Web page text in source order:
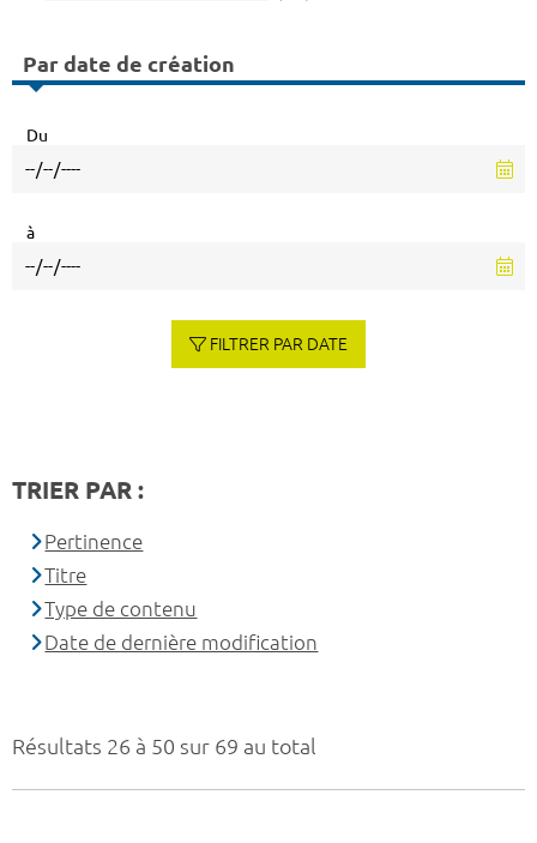
Résultats 26 à 50 sur 69 au total
Par date de création
Du
à
FILTRER PAR DATE
TRIER PAR :
Pertinence
Titre
Type de contenu
Date de dernière modification